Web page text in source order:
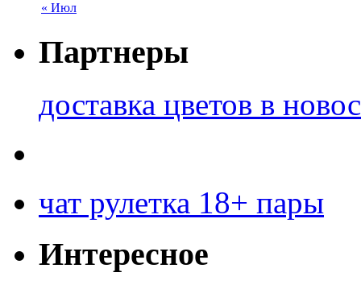
« Июл
Партнеры
доставка цветов в
чат рулетка 18+ пары
Интересное